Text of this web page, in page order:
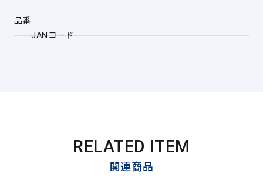
品番
JANコード
RELATED ITEM
関連商品